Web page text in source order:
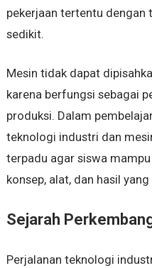
pekerjaan tertentu dengan
sedikit.
Mesin tidak dapat
karena berfungsi sebagai
produksi. Dalam
teknologi industri dan
terpadu agar siswa
konsep, alat, dan hasil
Sejarah
Perjalanan teknologi